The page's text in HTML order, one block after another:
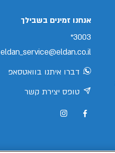
אנחנו זמינים בשבילך
3003*
eldan_service@eldan.co.il
דברו איתנו בוואטסאפ
טופס יצירת קשר